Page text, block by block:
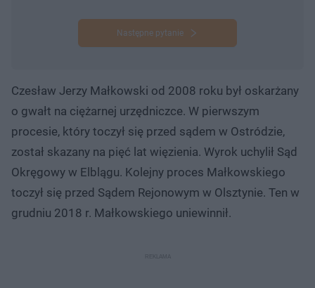
Następne pytanie
Czesław Jerzy Małkowski od 2008 roku był oskarżany
o gwałt na ciężarnej urzędniczce. W pierwszym
procesie, który toczył się przed sądem w Ostródzie,
został skazany na pięć lat więzienia. Wyrok uchylił Sąd
Okręgowy w Elblągu. Kolejny proces Małkowskiego
toczył się przed Sądem Rejonowym w Olsztynie. Ten w
grudniu 2018 r. Małkowskiego uniewinnił.